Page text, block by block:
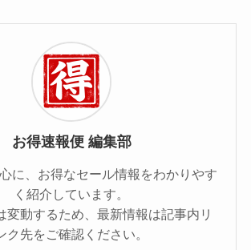
お得速報便 編集部
に、お得なセール情報をわかりやす
く紹介しています。
変動するため、最新情報は記事内リ
ク先をご確認ください。